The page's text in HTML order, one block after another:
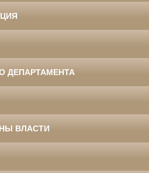
ДЕПАРТАМЕНТА
ВЛАСТИ